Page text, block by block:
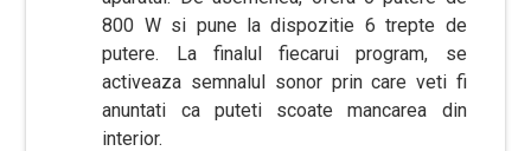
800 W si pune la dispozitie 6 trepte de
putere. La finalul fiecarui program, se
activeaza semnalul sonor prin care veti fi
anuntati ca puteti scoate mancarea din
interior.